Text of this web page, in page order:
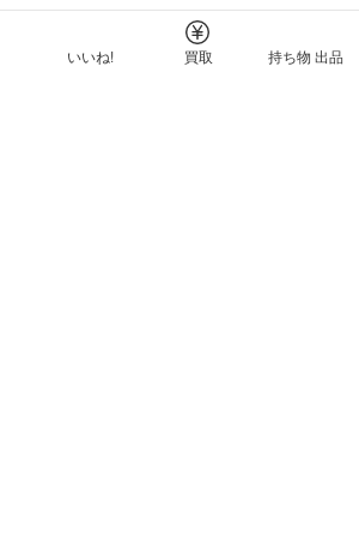
いいね! 買取 持ち物 出品